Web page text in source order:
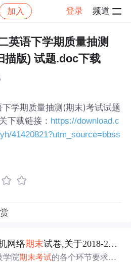
加入 登录 频道
区 帖子详情
英语下学期质量抽测
描版) 试题.doc下载
学期质量抽测(期末)考试试题
下载链接： https://download.c
41420821?utm_source=bbss
网络期末试卷,关于2018-2019学年第一学期
学院期末考试的各个环节要求，